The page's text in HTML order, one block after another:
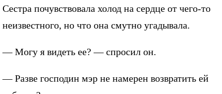
Сестра почувствовала холод на сердце от чего-то
неизвестного, но что она смутно угадывала.
— Могу я видеть ее? — спросил он.
— Разве господин мэр не намерен возвратить ей